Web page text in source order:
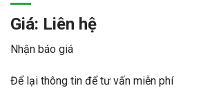
Giá: Liên hệ
Nhận báo giá
Để lại thông tin để tư vấn miễn phí